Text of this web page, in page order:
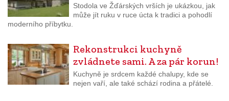
Stodola ve Žďárských vrších je ukázkou, jak
může jít ruku v ruce úcta k tradici a pohodlí
moderního příbytku.
Rekonstrukci kuchyně
zvládnete sami. A za pár korun!
Kuchyně je srdcem každé chalupy, kde se
nejen vaří, ale také schází rodina a přátelé.